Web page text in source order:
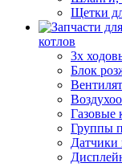
Щетки
котлов
3х
Блок
Газовые
Группы
Датчики